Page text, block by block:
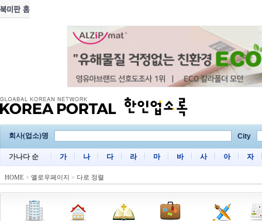
회사(업소)명 City
가나다 순 가 나 다 라 마 바 사 아 자
HOME > 옐로우페이지 > 다로 정렬